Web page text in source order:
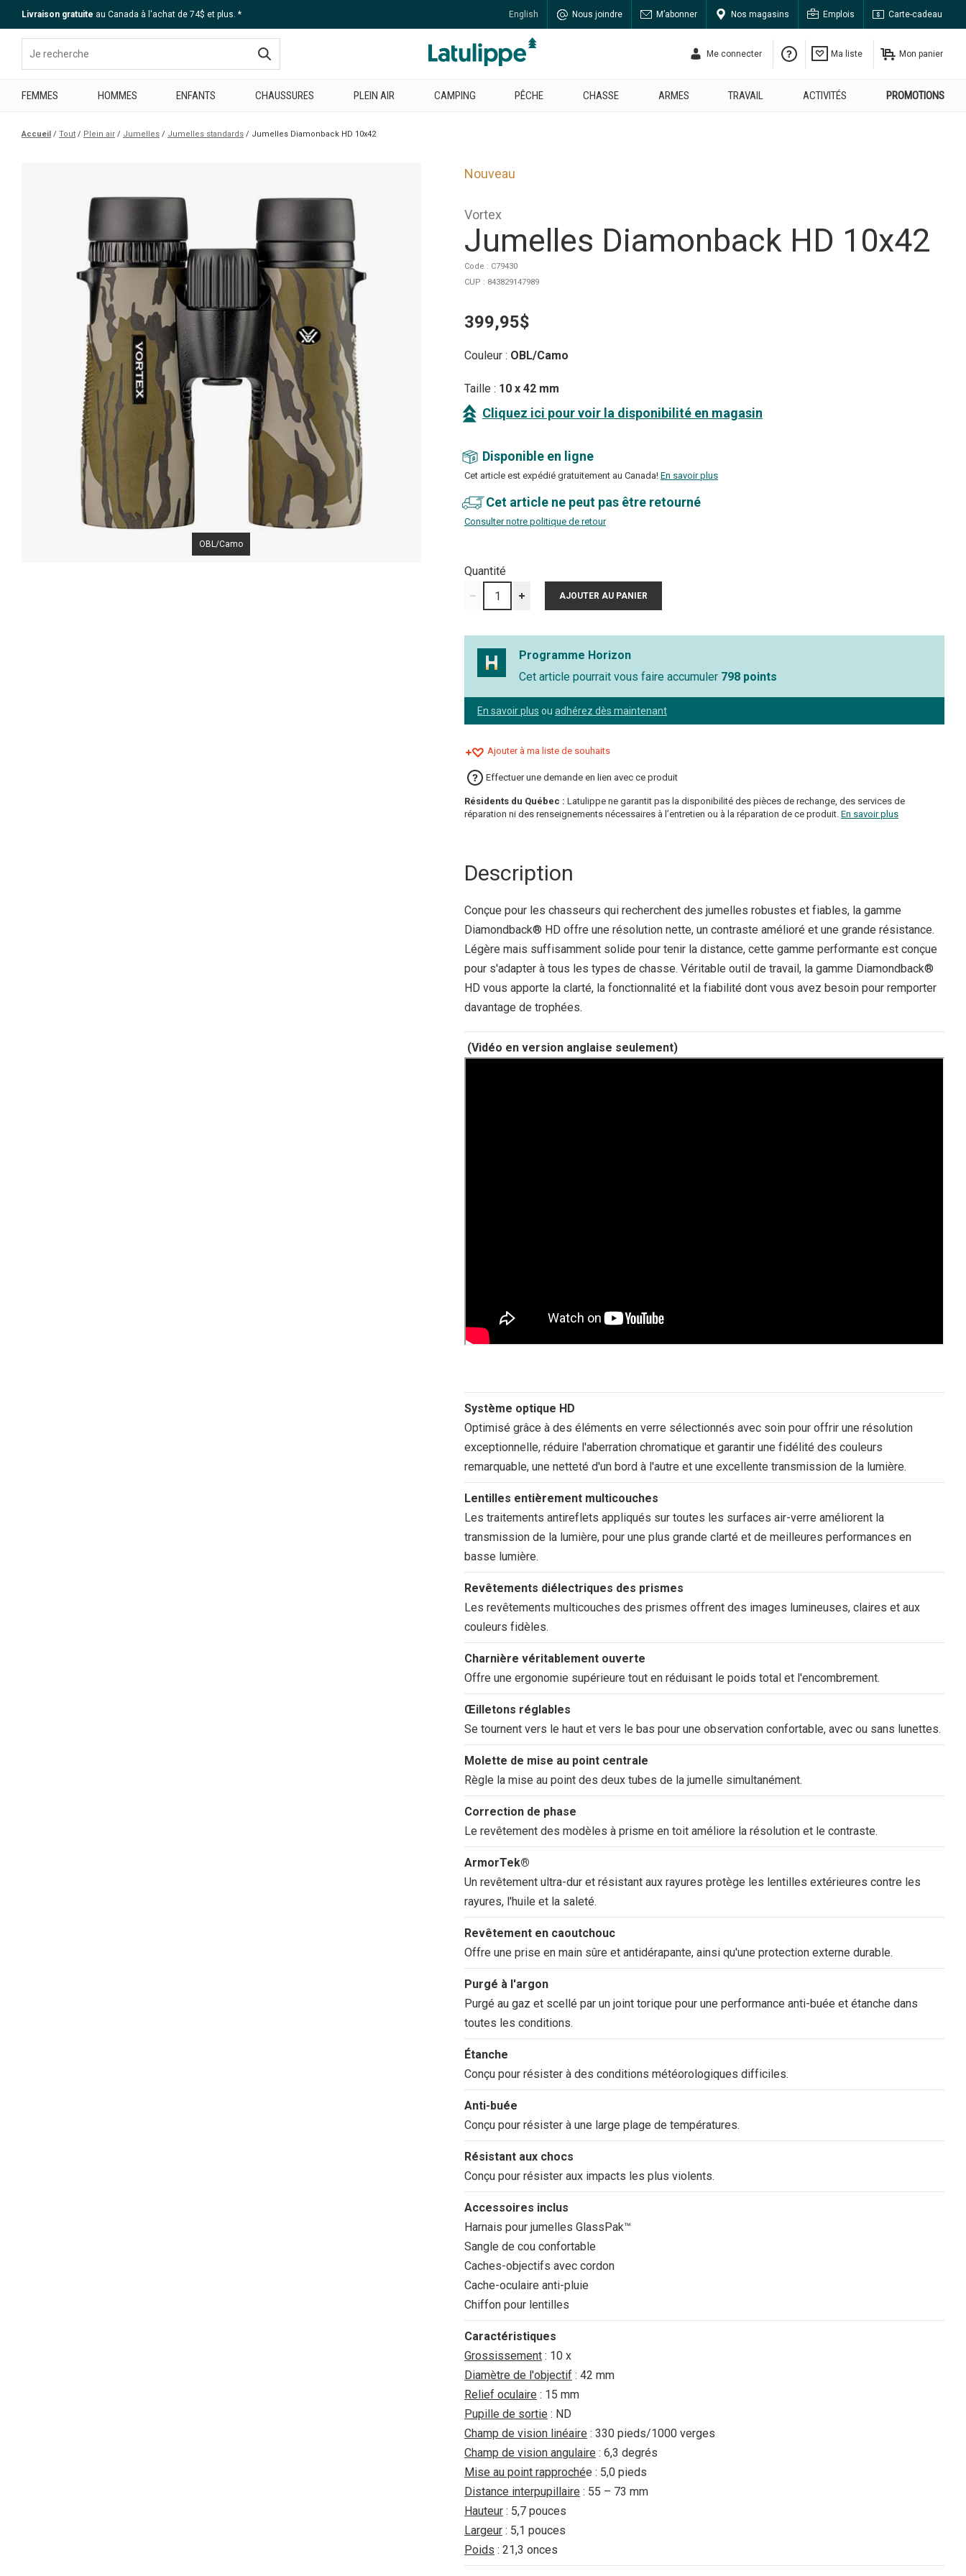
Livraison gratuite au Canada à l'achat de 74$ et plus. * English Nous joindre M’abonner Nos magasins Emplois Carte-cadeau
Me connecter
Aide Ma liste Mon panier
FEMMES HOMMES ENFANTS CHAUSSURES PLEIN AIR CAMPING PÊCHE CHASSE ARMES TRAVAIL ACTIVITÉS PROMOTIONS
Accueil Tout Plein air Jumelles Jumelles standards Jumelles Diamonback HD 10x42
OBL/Camo
Nouveau
Vortex
Jumelles Diamonback HD 10x42
Code : C79430
CUP : 843829147989
399,95$
Couleur : OBL/Camo
Taille : 10 x 42 mm
Cliquez ici pour voir la disponibilité en magasin
Disponible en ligne
Cet article est expédié gratuitement au Canada! En savoir plus
Cet article ne peut pas être retourné
Consulter notre politique de retour
Quantité
Programme Horizon
Cet article pourrait vous faire accumuler 798 points
En savoir plus ou adhérez dès maintenant
Ajouter à ma liste de souhaits
Effectuer une demande en lien avec ce produit
Résidents du Québec : Latulippe ne garantit pas la disponibilité des pièces de rechange, des services de
réparation ni des renseignements nécessaires à l’entretien ou à la réparation de ce produit. En savoir plus
Description
Conçue pour les chasseurs qui recherchent des jumelles robustes et fiables, la gamme
Diamondback® HD offre une résolution nette, un contraste amélioré et une grande résistance.
Légère mais suffisamment solide pour tenir la distance, cette gamme performante est conçue
pour s'adapter à tous les types de chasse. Véritable outil de travail, la gamme Diamondback®
HD vous apporte la clarté, la fonctionnalité et la fiabilité dont vous avez besoin pour remporter
davantage de trophées.
(Vidéo en version anglaise seulement)
Système optique HD
Optimisé grâce à des éléments en verre sélectionnés avec soin pour offrir une résolution
exceptionnelle, réduire l'aberration chromatique et garantir une fidélité des couleurs
remarquable, une netteté d'un bord à l'autre et une excellente transmission de la lumière.
Lentilles entièrement multicouches
Les traitements antireflets appliqués sur toutes les surfaces air-verre améliorent la
transmission de la lumière, pour une plus grande clarté et de meilleures performances en
basse lumière.
Revêtements diélectriques des prismes
Les revêtements multicouches des prismes offrent des images lumineuses, claires et aux
couleurs fidèles.
Charnière véritablement ouverte
Offre une ergonomie supérieure tout en réduisant le poids total et l'encombrement.
Œilletons réglables
Se tournent vers le haut et vers le bas pour une observation confortable, avec ou sans lunettes.
Molette de mise au point centrale
Règle la mise au point des deux tubes de la jumelle simultanément.
Correction de phase
Le revêtement des modèles à prisme en toit améliore la résolution et le contraste.
ArmorTek®
Un revêtement ultra-dur et résistant aux rayures protège les lentilles extérieures contre les
rayures, l'huile et la saleté.
Revêtement en caoutchouc
Offre une prise en main sûre et antidérapante, ainsi qu'une protection externe durable.
Purgé à l'argon
Purgé au gaz et scellé par un joint torique pour une performance anti-buée et étanche dans
toutes les conditions.
Étanche
Conçu pour résister à des conditions météorologiques difficiles.
Anti-buée
Conçu pour résister à une large plage de températures.
Résistant aux chocs
Conçu pour résister aux impacts les plus violents.
Accessoires inclus
Harnais pour jumelles GlassPak™
Sangle de cou confortable
Caches-objectifs avec cordon
Cache-oculaire anti-pluie
Chiffon pour lentilles
Caractéristiques
Grossissement : 10 x
Diamètre de l'objectif : 42 mm
Relief oculaire : 15 mm
Pupille de sortie : ND
Champ de vision linéaire : 330 pieds/1000 verges
Champ de vision angulaire : 6,3 degrés
Mise au point rapprochée : 5,0 pieds
Distance interpupillaire : 55 – 73 mm
Hauteur : 5,7 pouces
Largeur : 5,1 pouces
Poids : 21,3 onces